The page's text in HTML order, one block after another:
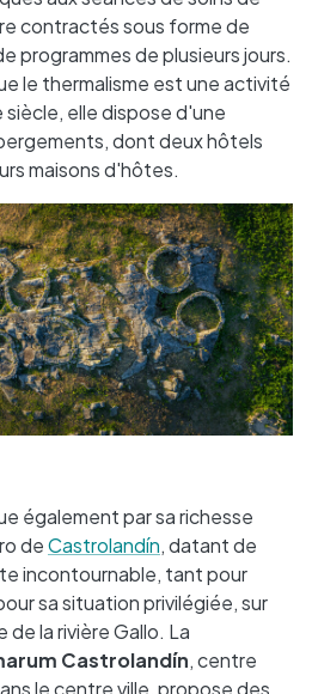
contractés sous forme de
programmes de plusieurs jours.
le thermalisme est une activité
elle dispose d'une
dont deux hôtels
maisons d'hôtes.
également par sa richesse
deCastrolandín, datant de
incontournable, tant pour
sa situation privilégiée, sur
de la rivière Gallo. La
Castrolandín, centre
le centre ville, propose des